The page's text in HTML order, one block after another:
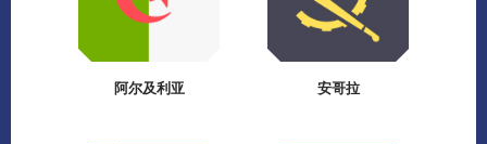
阿尔及利亚 安哥拉